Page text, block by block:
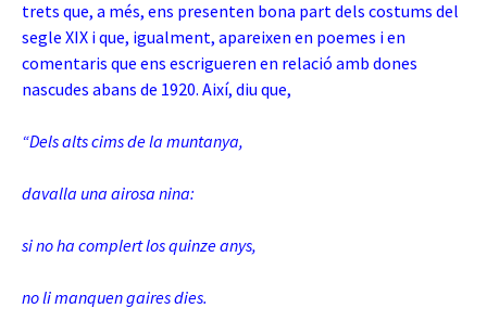
trets que, a més, ens presenten bona part dels costums del
segle XIX i que, igualment, apareixen en poemes i en
comentaris que ens escrigueren en relació amb dones
nascudes abans de 1920. Així, diu que,
“Dels alts cims de la muntanya,
davalla una airosa nina:
si no ha complert los quinze anys,
no li manquen gaires dies.